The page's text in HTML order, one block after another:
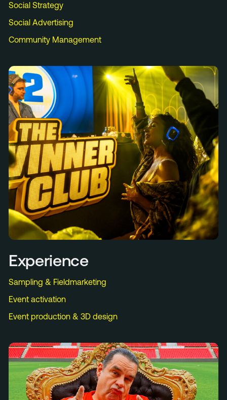
Social Strategy
Social Advertising
Community Management
Experience
Sampling & Fieldmarketing
Event activation
Event production & 3D design